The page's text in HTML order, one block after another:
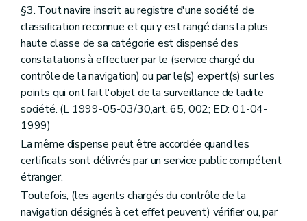
§3. Tout navire inscrit au registre d'une société de
classification reconnue et qui y est rangé dans la plus
haute classe de sa catégorie est dispensé des
constatations à effectuer par le (service chargé du
contrôle de la navigation) ou par le(s) expert(s) sur les
points qui ont fait l'objet de la surveillance de ladite
société. (L 1999-05-03/30,art. 65, 002; ED: 01-04-
1999)
La même dispense peut être accordée quand les
certificats sont délivrés par un service public compétent
étranger.
Toutefois, (les agents chargés du contrôle de la
navigation désignés à cet effet peuvent) vérifier ou, par